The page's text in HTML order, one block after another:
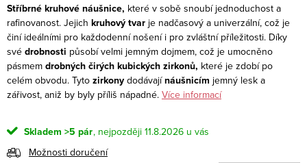
Stříbrné kruhové náušnice, které v sobě snoubí jednoduchost a
rafinovanost. Jejich kruhový tvar je nadčasový a univerzální, což je
činí ideálními pro každodenní nošení i pro zvláštní příležitosti. Díky
své drobnosti působí velmi jemným dojmem, což je umocněno
pásmem drobných čirých kubických zirkonů, které je zdobí po
celém obvodu. Tyto zirkony dodávajínáušnicím jemný lesk a
zářivost, aniž by byly příliš nápadné. Více informací
Skladem >5 pár
11.8.2026
Možnosti doručení